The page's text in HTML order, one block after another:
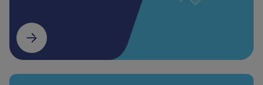
(öffnet in einem neuen Tab)